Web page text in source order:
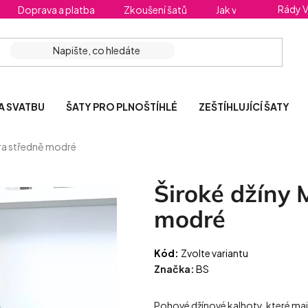
Doprava a platba Zkoušení šatů Jak vybrat Rády
SVATBU
ŠATY PRO PLNOŠTÍHLÉ ZEŠTÍHLUJÍCÍ ŠATY
středně modré
Široké džíny
modré
Kód: Zvolte variantu
Značka: BS
Pohové džínové kalhoty, které